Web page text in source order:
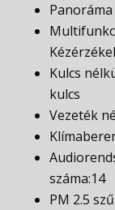
Kulcs
kulcs
Vezeték
száma:14
PM 2.5